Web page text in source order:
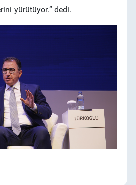
yürütüyor.” dedi.